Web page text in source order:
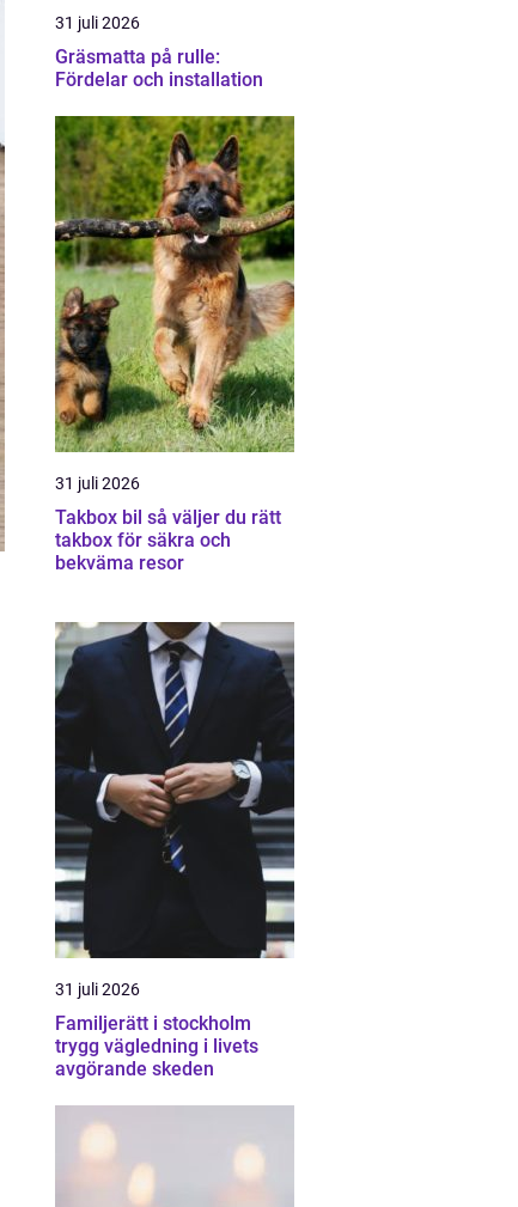
31 juli 2026
Gräsmatta på rulle:
Fördelar och installation
31 juli 2026
Takbox bil så väljer du rätt
takbox för säkra och
bekväma resor
31 juli 2026
Familjerätt i stockholm
trygg vägledning i livets
avgörande skeden